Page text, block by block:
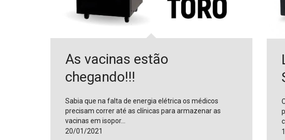
As vacinas estão
chegando!!!
Sabia que na falta de energia elétrica os médicos
precisam correr até as clínicas para armazenar as
vacinas em isopor…
20/01/2021